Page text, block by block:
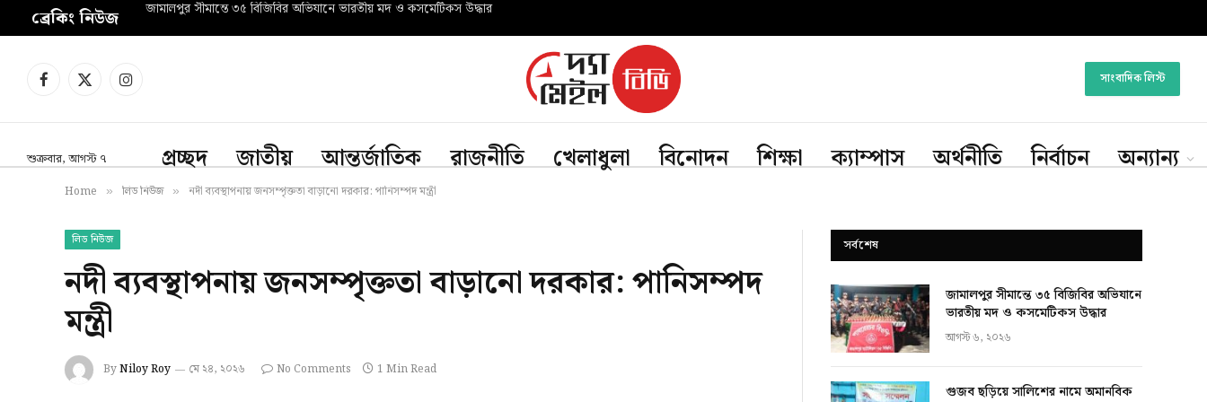
ব্রেকিং নিউজ জামালপুর সীমান্তে ৩৫ বিজিবির অভিযানে ভারতীয় মদ ও কসমেটিকস উদ্ধার
Facebook
X
Instagram সাংবাদিক লিস্ট
শুক্রবার, আগস্ট ৭ প্রচ্ছদ জাতীয় আন্তর্জাতিক রাজনীতি খেলাধুলা বিনোদন শিক্ষা ক্যাম্পাস অর্থনীতি নির্বাচন অন্যান্য
Home » লিড নিউজ » নদী ব্যবস্থাপনায় জনসম্পৃক্ততা বাড়ানো দরকার: পানিসম্পদ মন্ত্রী
লিড নিউজ
নদী ব্যবস্থাপনায় জনসম্পৃক্ততা বাড়ানো দরকার: পানিসম্পদ
মন্ত্রী
ByNiloy Roy মে ২৪, ২০২৬ No Comments 1 Min Read
সর্বশেষ
জামালপুর সীমান্তে ৩৫ বিজিবির অভিযানে
ভারতীয় মদ ও কসমেটিকস উদ্ধার
আগস্ট ৬, ২০২৬
গুজব ছড়িয়ে সালিশের নামে অমানবিক